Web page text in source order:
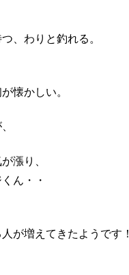
、わりと釣れる。
懐かしい。
漲り、
ん・・
が増えてきたようです！